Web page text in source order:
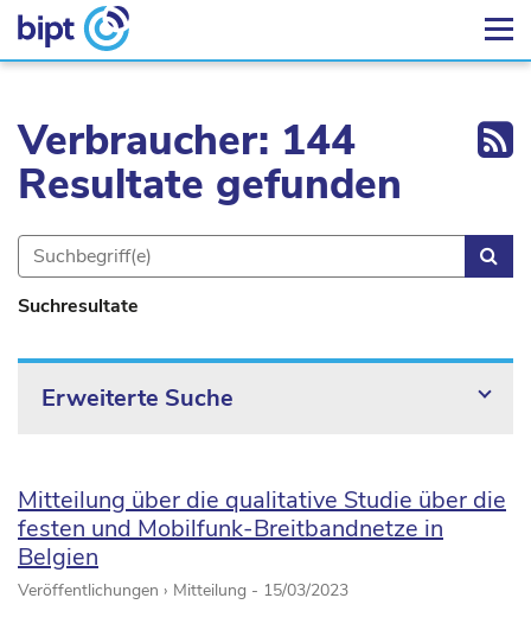
Verbraucher: 144
Resultate gefunden
Suchresultate
Erweiterte Suche
Mitteilung über die qualitative Studie über die
festen und Mobilfunk-Breitbandnetze in
Belgien
Veröffentlichungen › Mitteilung - 15/03/2023